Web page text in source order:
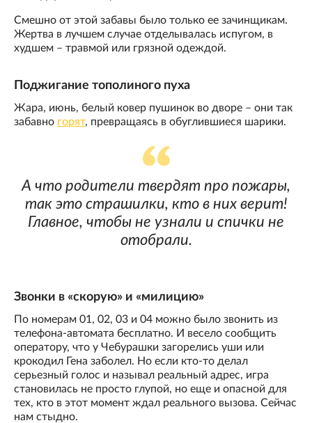
Смешно от этой забавы было только ее зачинщикам.
Жертва в лучшем случае отделывалась испугом, в
худшем – травмой или грязной одеждой.
Поджигание тополиного пуха
Жара, июнь, белый ковер пушинок во дворе – они так
забавно горят, превращаясь в обуглившиеся шарики.
А что родители твердят про пожары,
так это страшилки, кто в них верит!
Главное, чтобы не узнали и спички не
отобрали.
Звонки в «скорую» и «милицию»
По номерам 01, 02, 03 и 04 можно было звонить из
телефона-автомата бесплатно. И весело сообщить
оператору, что у Чебурашки загорелись уши или
крокодил Гена заболел. Но если кто-то делал
серьезный голос и называл реальный адрес, игра
становилась не просто глупой, но еще и опасной для
тех, кто в этот момент ждал реального вызова. Сейчас
нам стыдно.